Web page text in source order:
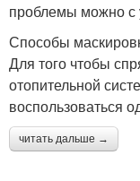
проблемы можно с
Способы
Для того чтобы
отопительной
воспользоваться
читать дальше →